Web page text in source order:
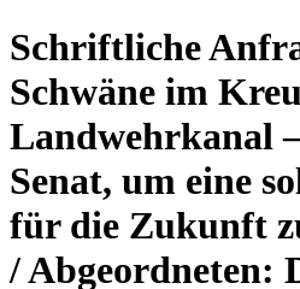
Schriftliche
Schwäne im
Landwehrkanal
Senat, um eine
für die Zukunft
/ Abgeordneten: